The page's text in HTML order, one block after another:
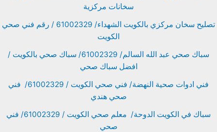
سخانات مركزية
تصليح سخان مركزي بالكويت الشهداء/ 61002329 / رقم فني صحي
الكويت
سباك صحي عبد الله السالم/ 61002329/ سباك صحي بالكويت /
افضل سباك صحي
فني ادوات صحية النهضة/ فني صحي الكويت / 61002329/ فني
صحي هندي
سباك في الكويت الدوحة/ معلم صحي الكويت / 61002329/ فني
صحي